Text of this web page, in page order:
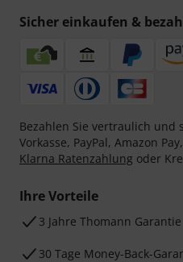
Sicher einkaufen &
Bezahlen Sie vertraulich und
Vorkasse, PayPal, Amazon Pay,
Klarna Ratenzahlung oder
Ihre Vorteile
3 Jahre Thomann Garantie
30 Tage Money-Back-